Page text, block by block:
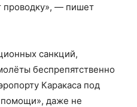
проводку», — пишет
санкций,
беспрепятственно
Каракаса под
помощи», даже не